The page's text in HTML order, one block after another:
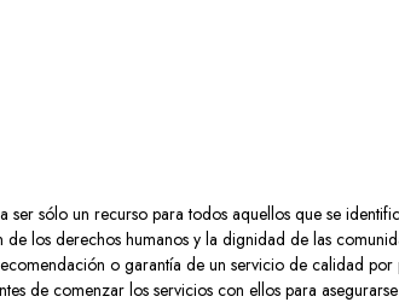
sólo un recurso para todos aquellos que se
los derechos humanos y la dignidad de las
o garantía de un servicio de calidad
de comenzar los servicios con ellos para